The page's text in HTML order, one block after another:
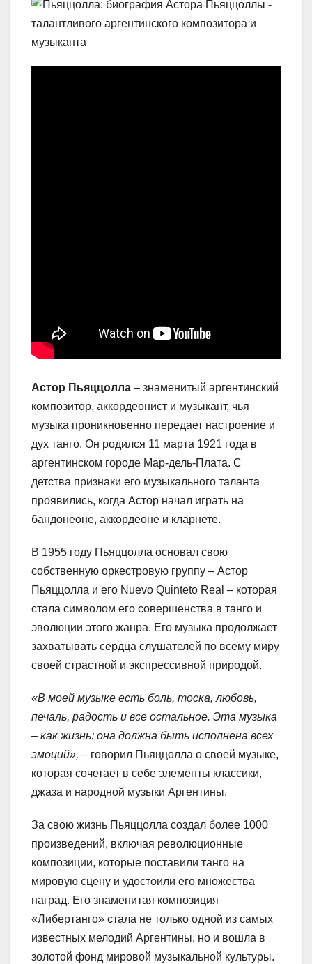
Астор Пьяццолла – знаменитый аргентинский
композитор, аккордеонист и музыкант, чья
музыка проникновенно передает настроение и
дух танго. Он родился 11 марта 1921 года в
аргентинском городе Мар-дель-Плата. С
детства признаки его музыкального таланта
проявились, когда Астор начал играть на
бандонеоне, аккордеоне и кларнете.
В 1955 году Пьяццолла основал свою
собственную оркестровую группу – Астор
Пьяццолла и его Nuevo Quinteto Real – которая
стала символом его совершенства в танго и
эволюции этого жанра. Его музыка продолжает
захватывать сердца слушателей по всему миру
своей страстной и экспрессивной природой.
«В моей музыке есть боль, тоска, любовь,
печаль, радость и все остальное. Эта музыка
– как жизнь: она должна быть исполнена всех
эмоций», – говорил Пьяццолла о своей музыке,
которая сочетает в себе элементы классики,
джаза и народной музыки Аргентины.
За свою жизнь Пьяццолла создал более 1000
произведений, включая революционные
композиции, которые поставили танго на
мировую сцену и удостоили его множества
наград. Его знаменитая композиция
«Либертанго» стала не только одной из самых
известных мелодий Аргентины, но и вошла в
золотой фонд мировой музыкальной культуры.